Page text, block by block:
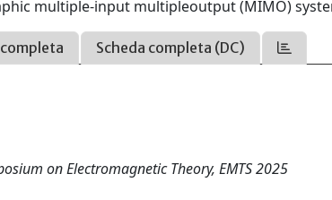
multiple-input multipleoutput (MIMO)
Scheda completa (DC)
on Electromagnetic Theory, EMTS 2025